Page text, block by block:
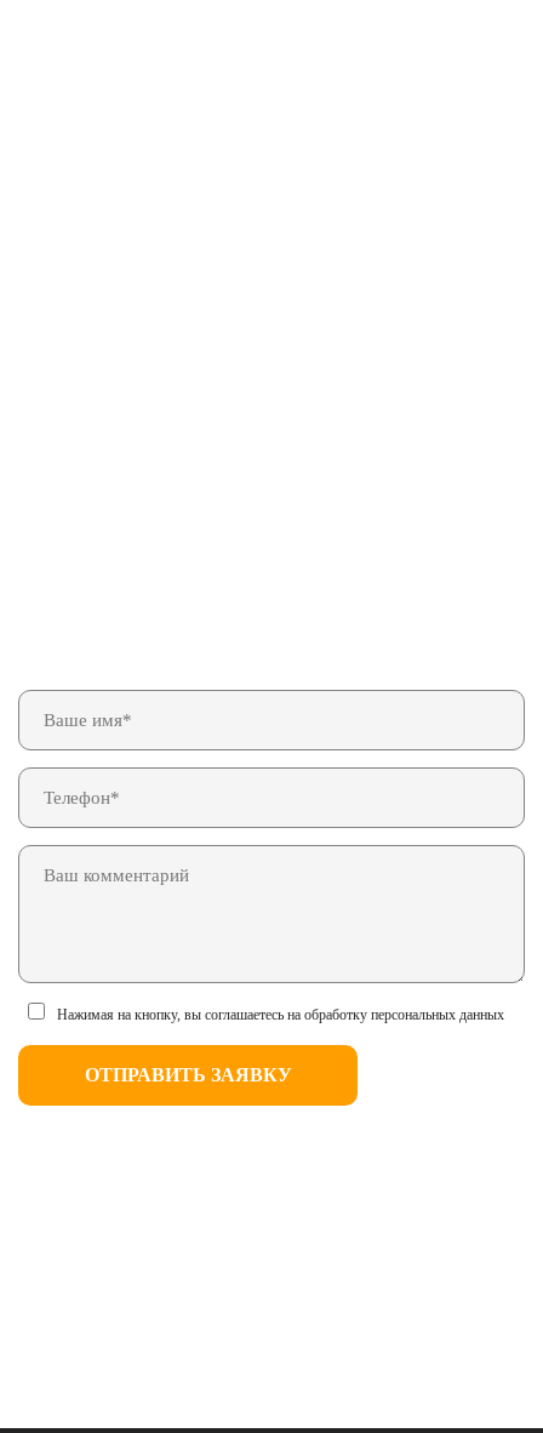
Нажимая на кнопку, вы соглашаетесь на обработку персональных данных
ОТПРАВИТЬ ЗАЯВКУ